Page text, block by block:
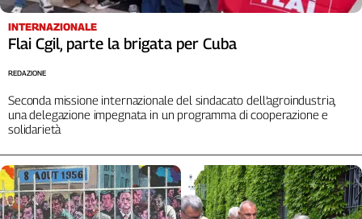
Venezia
Giulia
Lazio
Marche
Piemonte
Sardegna
Sicilia
Toscana
INTERNAZIONALE
Flai Cgil, parte la brigata per Cuba
Seconda missione internazionale del sindacato dell’agroindustria,
una delegazione impegnata in un programma di cooperazione e
solidarietà
REDAZIONE